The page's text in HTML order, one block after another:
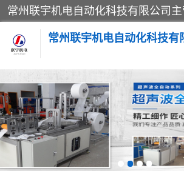
常州联宇机电自动化科技有
压花定型机以及压花模具 超声波
高频热合机 超声波
超声波复合压花机 凹凸压